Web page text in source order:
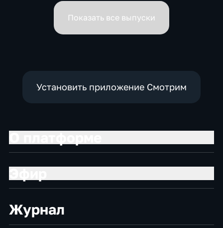
вице-премьеров
Показать все выпуски
Установить приложение Смотрим
Журнал